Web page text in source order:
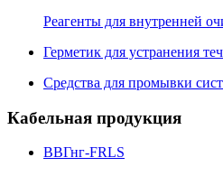
Реагенты для внутренней
Герметик для устранения
Средства для промывки
Кабельная продукция
ВВГнг-FRLS